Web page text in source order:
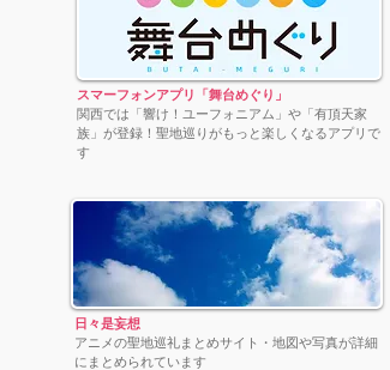
スマーフォンアプリ「舞台めぐり」
関西では「響け！ユーフォニアム」や「有頂天家
族」が登録！聖地巡りがもっと楽しくなるアプリで
す
日々是妄想
アニメの聖地巡礼まとめサイト・地図や写真が詳細
にまとめられています